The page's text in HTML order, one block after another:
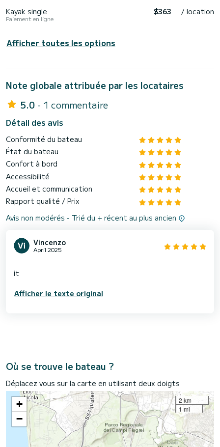
Kayak single
Paiement en ligne
$363 / location
Afficher toutes les options
Note globale attribuée par les locataires
5.0 - 1 commentaire
Détail des avis
Conformité du bateau
État du bateau
Confort à bord
Accessibilité
Accueil et communication
Rapport qualité / Prix
Avis non modérés - Trié du + récent au plus ancien
Vincenzo
April 2025
Afficher le texte original
Où se trouve le bateau ?
Déplacez vous sur la carte en utilisant deux doigts
+
−
2 km
1 mi